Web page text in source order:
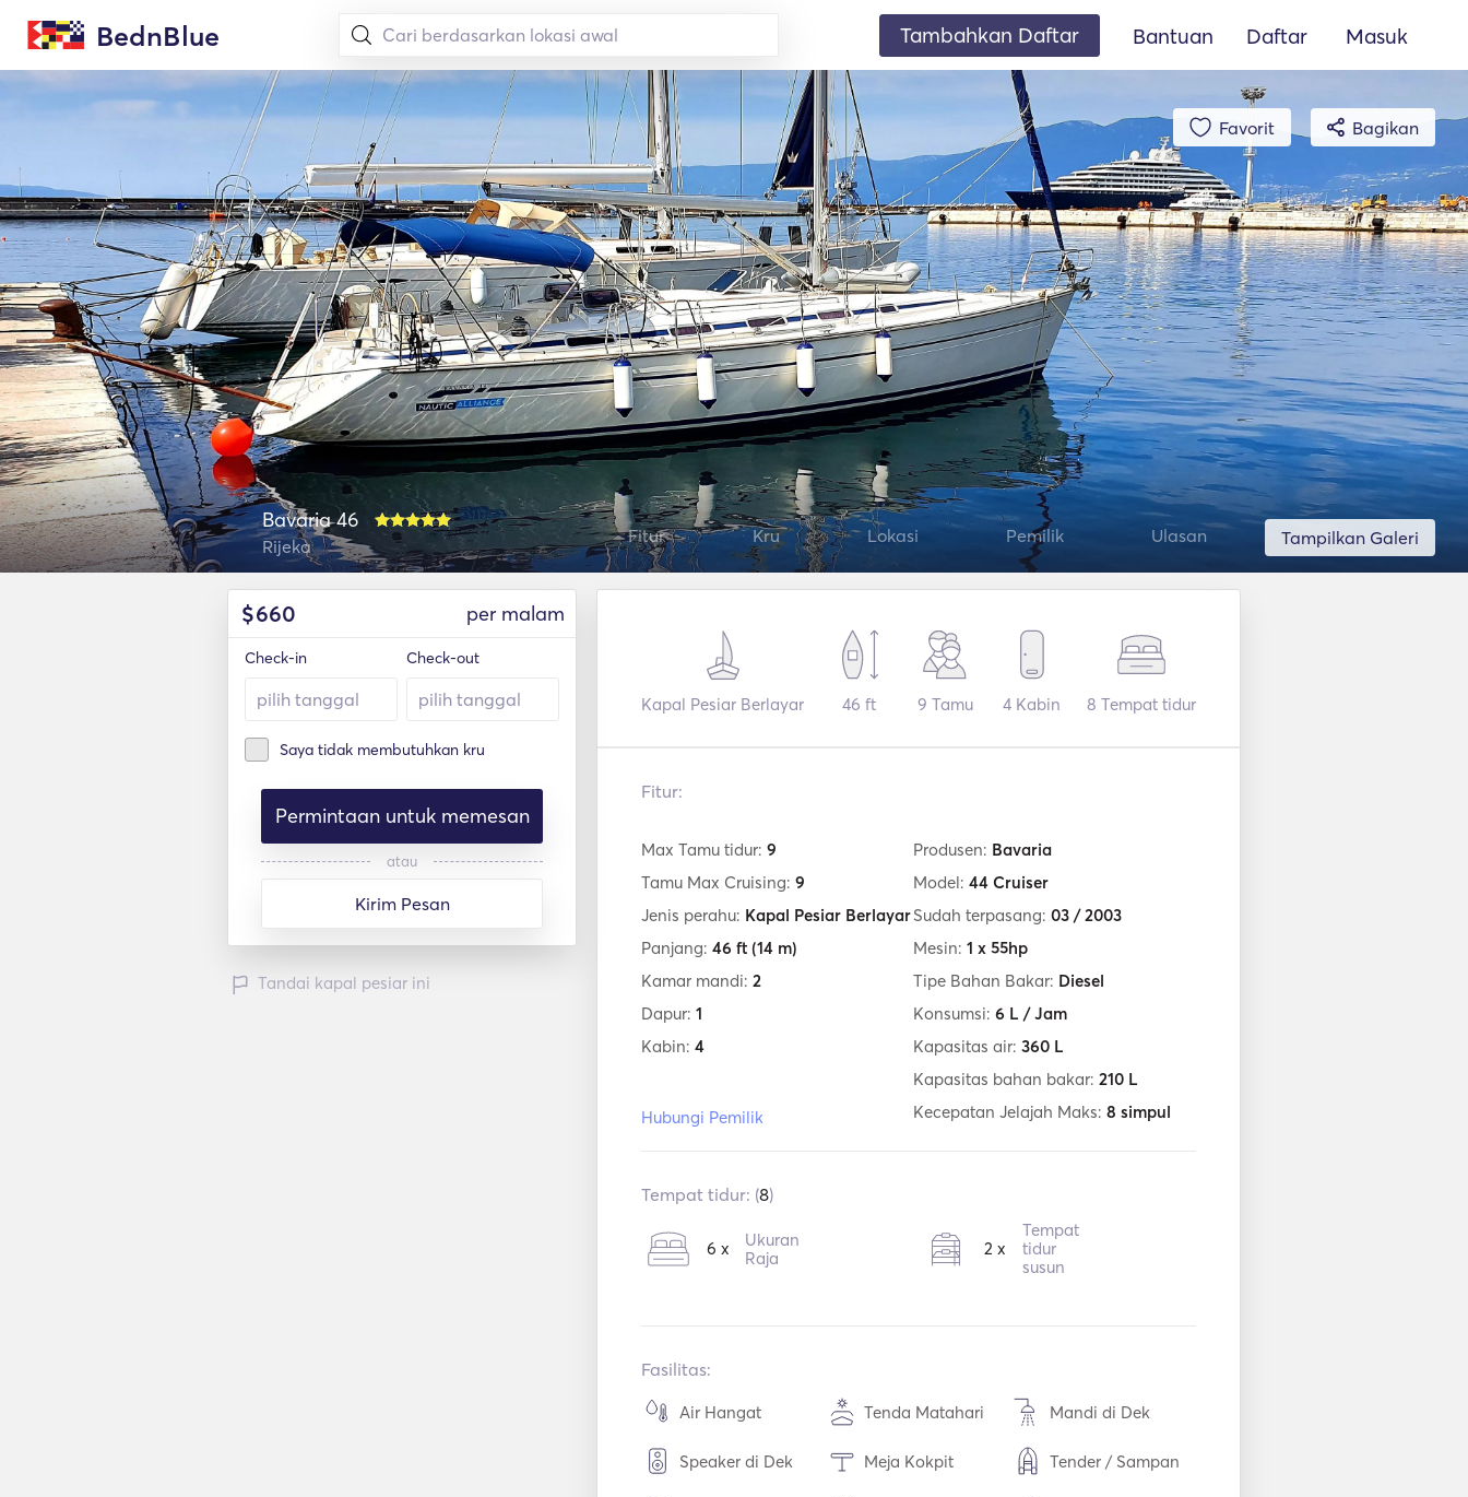
BednBlue Tambahkan Daftar Bantuan Daftar Masuk
Favorit Bagikan
Tampilkan Galeri
Bavaria 46
Rijeka Fitur Kru Lokasi Pemilik Ulasan
$660 per malam
Check-in Check-out
Saya tidak membutuhkan kru
Permintaan untuk memesan
atau
Kirim Pesan
Tandai kapal pesiar ini
Kapal Pesiar Berlayar 46 ft 9 Tamu 4 Kabin 8 Tempat tidur
Fitur:
Max Tamu tidur: 9
Tamu Max Cruising: 9
Jenis perahu: Kapal Pesiar Berlayar
Panjang: 46 ft (14 m)
Kamar mandi: 2
Dapur: 1
Kabin: 4
Hubungi Pemilik
Produsen: Bavaria
Model: 44 Cruiser
Sudah terpasang: 03 / 2003
Mesin: 1 x 55hp
Tipe Bahan Bakar: Diesel
Konsumsi: 6 L / Jam
Kapasitas air: 360 L
Kapasitas bahan bakar: 210 L
Kecepatan Jelajah Maks: 8 simpul
Tempat tidur: (8)
6 x
Ukuran
Raja
2 x
Tempat
tidur
susun
Fasilitas:
Air Hangat Tenda Matahari Mandi di Dek
Speaker di Dek Meja Kokpit Tender / Sampan